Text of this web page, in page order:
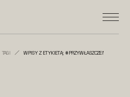
TAGI WPISY Z ETYKIETĄ: #PRZYWŁASZCZENIEMIENIA